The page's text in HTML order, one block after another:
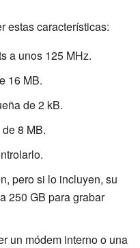
estas características:
a unos 125 MHz.
16 MB.
de 2 kB.
8 MB.
pero si lo incluyen, su
250 GB para grabar
un módem interno o una